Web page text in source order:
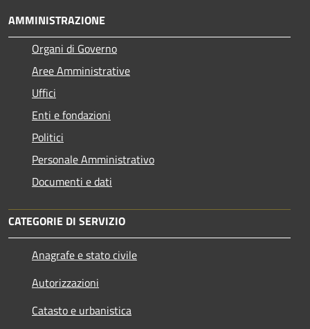
AMMINISTRAZIONE
Organi di Governo
Aree Amministrative
Uffici
Enti e fondazioni
Politici
Personale Amministrativo
Documenti e dati
CATEGORIE DI SERVIZIO
Anagrafe e stato civile
Autorizzazioni
Catasto e urbanistica